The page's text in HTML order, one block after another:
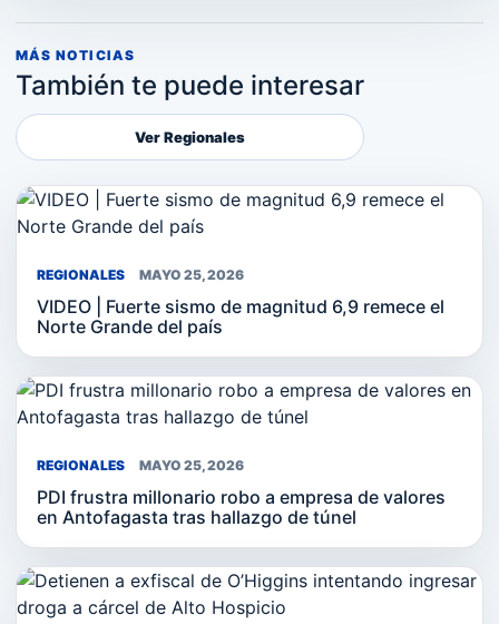
MÁS NOTICIAS
También te puede interesar
Ver Regionales
REGIONALES MAYO 25, 2026
VIDEO | Fuerte sismo de magnitud 6,9 remece el
Norte Grande del país
REGIONALES MAYO 25, 2026
PDI frustra millonario robo a empresa de valores
en Antofagasta tras hallazgo de túnel